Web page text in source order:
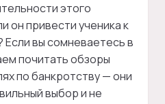
этого
он привести ученика к
Если вы сомневаетесь в
почитать обзоры
по банкротству — они
выбор и не